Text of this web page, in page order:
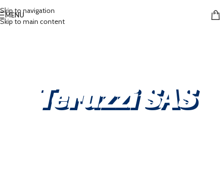
Skip to navigation
Skip to main content
MENU
Teruzzi SAS